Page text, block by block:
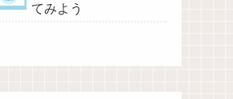
てみよう